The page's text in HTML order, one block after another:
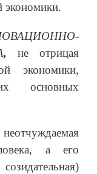
экономики.
, не отрицая
экономики,
основных
а его